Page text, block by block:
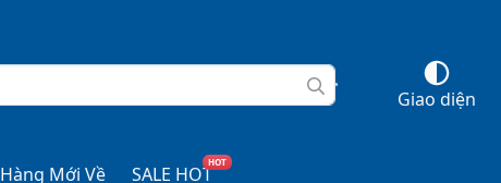
Giao diện
Hàng Mới Về SALE HOT
HOT